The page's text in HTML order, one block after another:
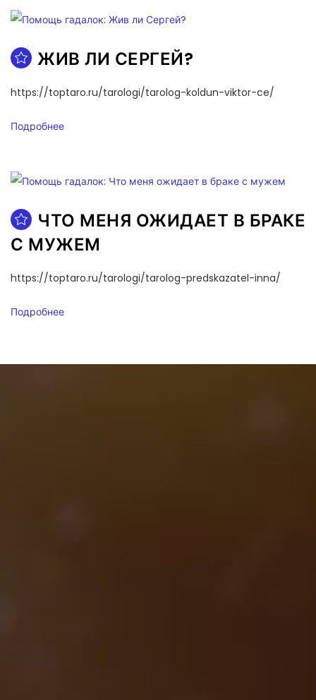
ЖИВ ЛИ СЕРГЕЙ?
https://toptaro.ru/tarologi/tarolog-koldun-viktor-ce/
Подробнее
ЧТО МЕНЯ ОЖИДАЕТ В БРАКЕ
С МУЖЕМ
https://toptaro.ru/tarologi/tarolog-predskazatel-inna/
Подробнее